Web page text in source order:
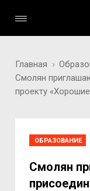
Главная
Смолян
проекту
ОБРАЗОВАНИЕ
Смолян